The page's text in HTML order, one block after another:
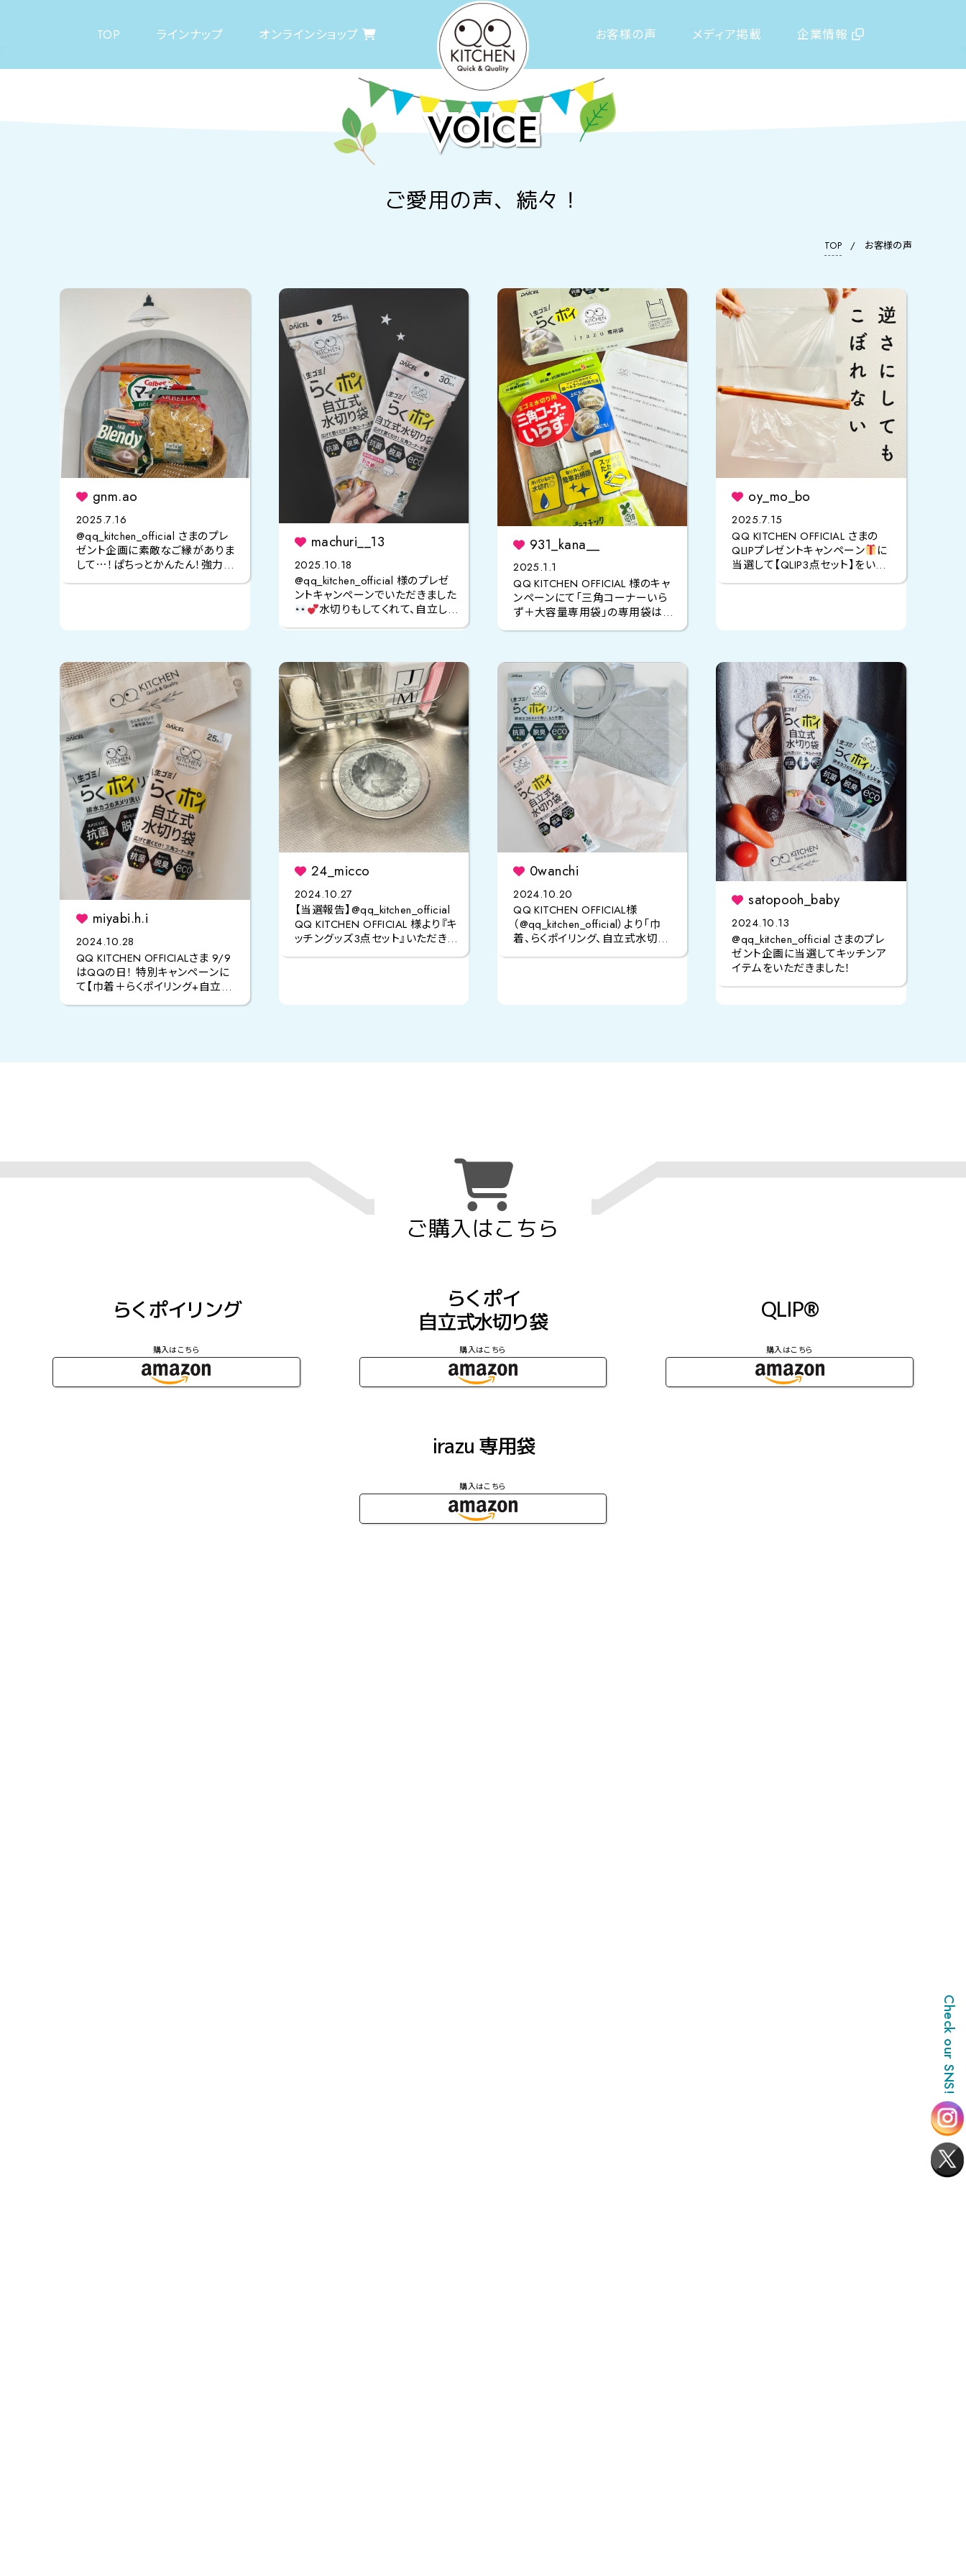
TOP ラインナップ オンラインショップ お客様の声 メディア掲載 企業情報
VOICE
ご愛用の声、続々！
TOP / お客様の声
gnm.ao
2025.7.16
@qq_kitchen_official さまのプレ
ゼント企画に素敵なご縁がありま
して⋯！ぱちっとかんたん！強力密
着QLIPをプレゼントしていただき
machuri__13
2025.10.18
@qq_kitchen_official 様のプレゼ
ントキャンペーンでいただきました
水切りもしてくれて、自立して
くれるのでとっても使いやすい！
931_kana__
2025.1.1
QQ KITCHEN OFFICIAL 様のキャ
ンペーンにて「三角コーナーいら
ず＋大容量専用袋」の専用袋は大
容量100枚入り
をいただきまし
oy_mo_bo
2025.7.15
QQ KITCHEN OFFICIAL さまの
QLIPプレゼントキャンペーン
に
当選して【QLIP3点セット】をいた
だきました
汎用性が高い3種類
miyabi.h.i
2024.10.28
QQ KITCHEN OFFICIALさま 9/9
はQQの日！ 特別キャンペーンに
て【巾着＋らくポイリング+自立式
水切り袋】を頂戴致しました。
24_micco
2024.10.27
【当選報告】@qq_kitchen_official
QQ KITCHEN OFFICIAL 様より『キ
ッチングッズ3点セット』いただきま
した。
0wanchi
2024.10.20
QQ KITCHEN OFFICIAL様
（@qq_kitchen_official）より「巾
着、らくポイリング、自立式水切り
袋」のセットをいただきました！
satopooh_baby
2024.10.13
@qq_kitchen_official さまのプレ
ゼント企画に当選してキッチンア
イテムをいただきました！
ご購入はこちら
らくポイリング
購入はこちら
らくポイ
自立式水切り袋
購入はこちら
QLIP®︎
購入はこちら
irazu 専用袋
購入はこちら